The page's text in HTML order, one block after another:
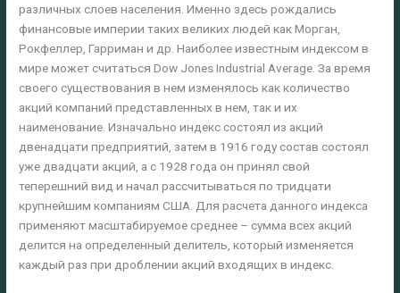
различных слоев населения. Именно здесь рождались
финансовые империи таких великих людей как Морган,
Рокфеллер, Гарриман и др. Наиболее известным индексом в
мире может считаться Dow Jones Industrial Average. За время
своего существования в нем изменялось как количество
акций компаний представленных в нем, так и их
наименование. Изначально индекс состоял из акций
двенадцати предприятий, затем в 1916 году состав состоял
уже двадцати акций, а с 1928 года он принял свой
теперешний вид и начал рассчитываться по тридцати
крупнейшим компаниям США. Для расчета данного индекса
применяют масштабируемое среднее – сумма всех акций
делится на определенный делитель, который изменяется
каждый раз при дроблении акций входящих в индекс.